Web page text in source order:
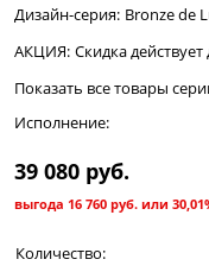
Дизайн-серия: Bronze de
АКЦИЯ: Скидка
Показать все товары
Исполнение:
39 080 руб.
выгода 16 760 руб. или
Количество: